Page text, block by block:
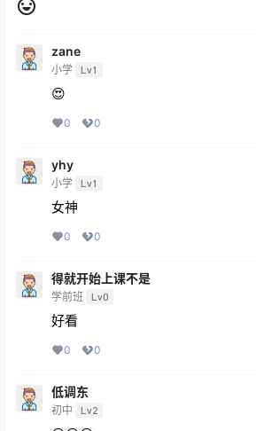
zane
小学 Lv1
😍
0 0
yhy
小学 Lv1
女神
0 0
得就开始上课不是
学前班 Lv0
好看
0 0
低调东
初中 Lv2